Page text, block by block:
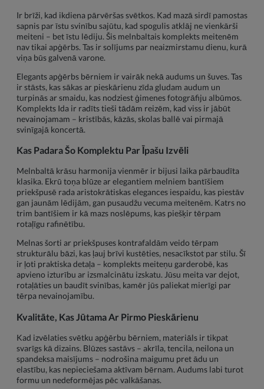
Ir brīži, kad ikdiena pārvēršas svētkos. Kad mazā sirdī pamostas
sapnis par īstu svinību sajūtu, kad spogulis atklāj ne vienkārši
meiteni – bet īstu lēdiju. Šis melnbaltais komplekts meitenēm
nav tikai apģērbs. Tas ir solījums par neaizmirstamu dienu, kurā
viņa būs galvenā varone.
Elegants apģērbs bērniem ir vairāk nekā audums un šuves. Tas
ir stāsts, kas sākas ar pieskārienu zīda gludam audum un
turpinās ar smaidu, kas nodziest ģimenes fotogrāfiju albūmos.
Komplekts Ida ir radīts tieši tādām reizēm, kad viss ir jābūt
nevainojamam – kristībās, kāzās, skolas ballē vai pirmajā
svinīgajā koncertā.
Kas Padara Šo Komplektu Par Īpašu Izvēli
Melnbaltā krāsu harmonija vienmēr ir bijusi laika pārbaudīta
klasika. Ekrū toņa blūze ar elegantiem melniem bantīšiem
priekšpusē rada aristokrātiskas elegances iespaidu, kas piestāv
gan jaunām lēdijām, gan pusaudžu vecuma meitenēm. Katrs no
trim bantīšiem ir kā mazs noslēpums, kas piešķir tērpam
rotaļīgu rafinētību.
Melnas šorti ar priekšpuses kontrafaldām veido tērpam
strukturālu bāzi, kas ļauj brīvi kustēties, nesacīkstot par stilu. Šī
ir ļoti praktiska detaļa – komplekts meiteņu garderobē, kas
apvieno izturību ar izsmalcinātu izskatu. Jūsu meita var dejot,
rotaļāties un baudīt svinības, kamēr jūs paliekat mierīgi par
tērpa nevainojamību.
Kvalitāte, Kas Jūtama Ar Pirmo Pieskārienu
Kad izvēlaties svētku apģērbu bērniem, materiāls ir tikpat
svarīgs kā dizains. Blūzes sastāvs – akrīla, tencila, neilona un
spandeksa maisījums – nodrošina maigumu pret ādu un
elastību, kas nepieciešama aktīvam bērnam. Audums labi turot
formu un nedeformējas pēc valkāšanas.